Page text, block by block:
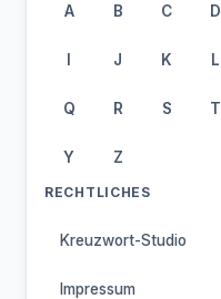
A B C D
I J K L
Q R S T
Y Z
RECHTLICHES
Kreuzwort-Studio
Impressum